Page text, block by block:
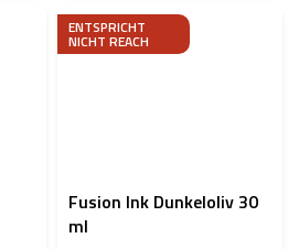
ENTSPRICHT
NICHT REACH
Fusion Ink Dunkeloliv 30
ml